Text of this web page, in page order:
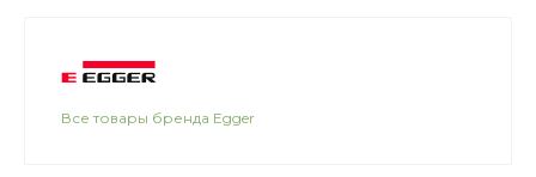
Все товары бренда Egger